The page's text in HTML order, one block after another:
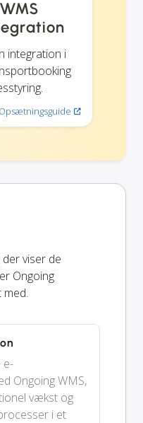
integration i
Opsætningsguide
viser de
Ongoing
e-
Ongoing WMS,
vækst og
i et